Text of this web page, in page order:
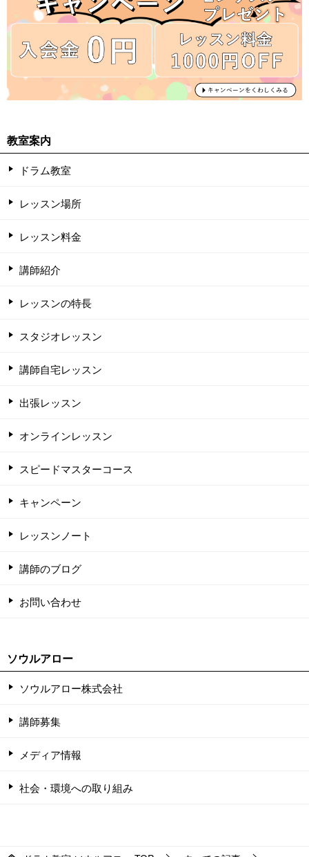
教室案内
ドラム教室
レッスン場所
レッスン料金
講師紹介
レッスンの特長
スタジオレッスン
講師自宅レッスン
出張レッスン
オンラインレッスン
スピードマスターコース
キャンペーン
レッスンノート
講師のブログ
お問い合わせ
ソウルアロー
ソウルアロー株式会社
講師募集
メディア情報
社会・環境への取り組み